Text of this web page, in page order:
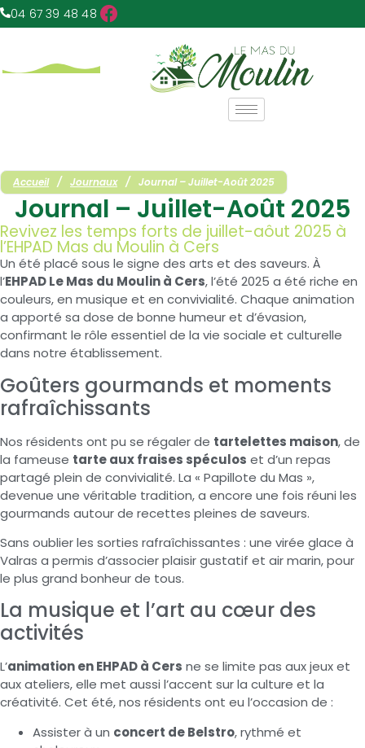
04 67 39 48 48
Accueil / Journaux / Journal – Juillet-Août 2025
Journal – Juillet-Août 2025
Revivez les temps forts de juillet-aôut 2025 à
l’EHPAD Mas du Moulin à Cers
Un été placé sous le signe des arts et des saveurs. À
l’EHPAD Le Mas du Moulin à Cers, l’été 2025 a été riche en
couleurs, en musique et en convivialité. Chaque animation
a apporté sa dose de bonne humeur et d’évasion,
confirmant le rôle essentiel de la vie sociale et culturelle
dans notre établissement.
Goûters gourmands et moments
rafraîchissants
Nos résidents ont pu se régaler de tartelettes maison, de
la fameuse tarte aux fraises spéculos et d’un repas
partagé plein de convivialité. La « Papillote du Mas »,
devenue une véritable tradition, a encore une fois réuni les
gourmands autour de recettes pleines de saveurs.
Sans oublier les sorties rafraîchissantes : une virée glace à
Valras a permis d’associer plaisir gustatif et air marin, pour
le plus grand bonheur de tous.
La musique et l’art au cœur des
activités
L’animation en EHPAD à Cers ne se limite pas aux jeux et
aux ateliers, elle met aussi l’accent sur la culture et la
créativité. Cet été, nos résidents ont eu l’occasion de :
Assister à un concert de Belstro, rythmé et